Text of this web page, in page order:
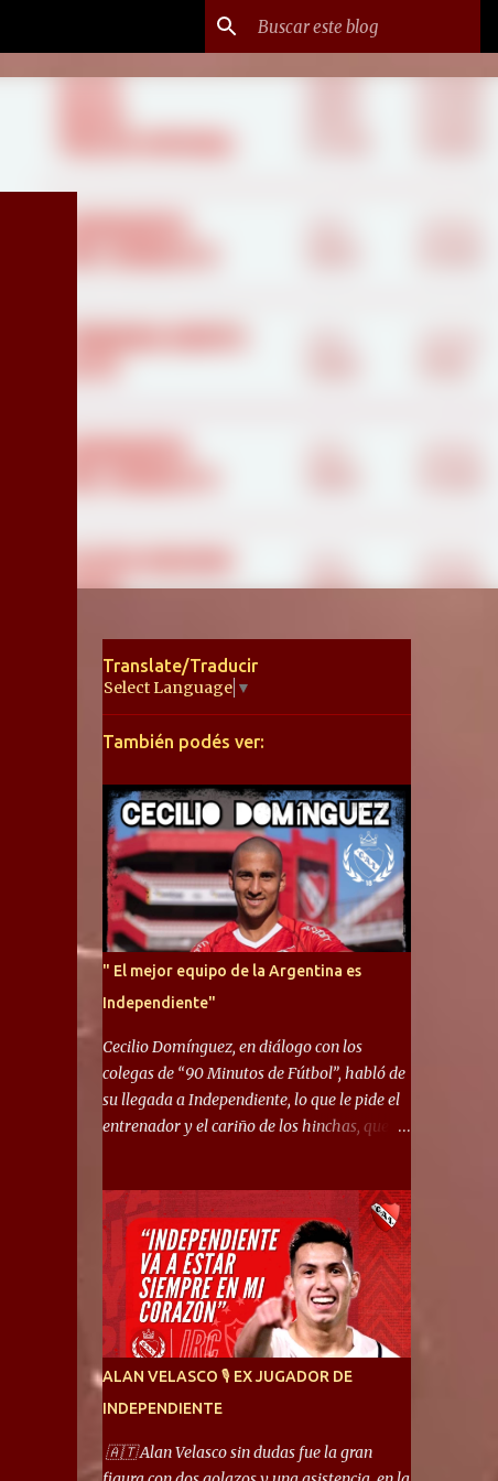
Translate/Traducir
Select Language ▼
También podés ver:
" El mejor equipo de la Argentina es
Independiente"
Cecilio Domínguez, en diálogo con los
colegas de “90 Minutos de Fútbol”, habló de
su llegada a Independiente, lo que le pide el
entrenador y el cariño de los hinchas, que se
ayuda a que me adapte rápidamente, soy un
hombre alegre y abierto. Creo que lo estoy
haciendo muy bien. Cuando llegué, llegué a
un Independiente que juega muy dinámico y
me gusta mucho. Me favorece por la forma
de jugar mía y eso también ayudó a que me
adapte”. “Me siento mejor por izquierda,
pero me gusta mucho jugar de 9, y juego sin
problemas por derecha también. Jugar de 9
y de extremo por izquierda es diferente. A mi
me gusta jugar por fuera, porque tengo mas
ALAN VELASCO 🎙 EX JUGADOR DE
INDEPENDIENTE
🇦🇹 Alan Velasco sin dudas fue la gran